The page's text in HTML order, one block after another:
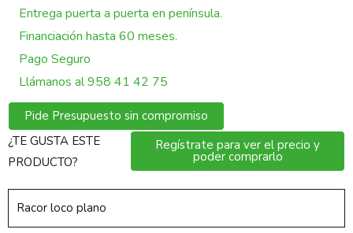
Entrega puerta a puerta en península.
Financiación hasta 60 meses.
Pago Seguro
Llámanos al 958 41 42 75
Pide Presupuesto sin compromiso
¿TE GUSTA ESTE
PRODUCTO?
Regístrate para ver el precio y
poder comprarlo
Racor loco plano